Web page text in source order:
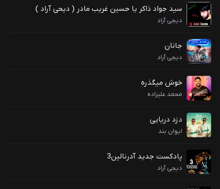
سید جواد ذاکر یا حسین غریب مادر ( دیحی آراد )
دیجی آراد
جانان
دیجی آراد
خوش میگذره
محمد علیزاده
دزد دریایی
ایوان بند
پادکست جدید آدرنالین3
دیجی آراد